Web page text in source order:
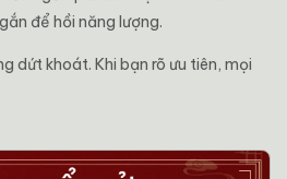
để hồi năng lượng.
dứt khoát. Khi bạn rõ ưu tiên, mọi